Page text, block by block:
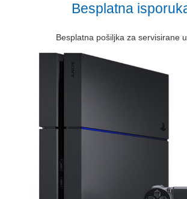
Besplatna
Besplatna pošiljka za servisirane